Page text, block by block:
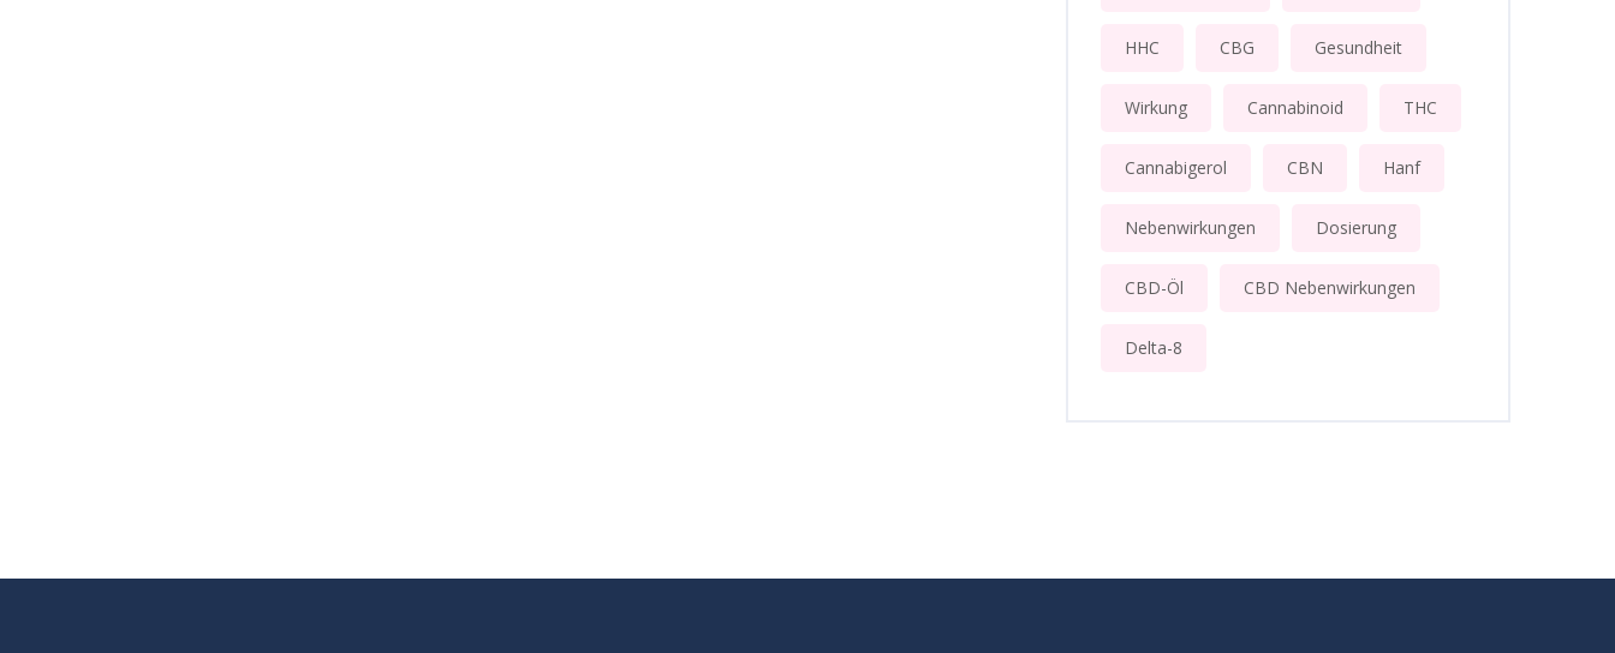
HHC CBG Gesundheit
Wirkung Cannabinoid THC
Cannabigerol CBN Hanf
Nebenwirkungen Dosierung
CBD-Öl CBD Nebenwirkungen
Delta-8